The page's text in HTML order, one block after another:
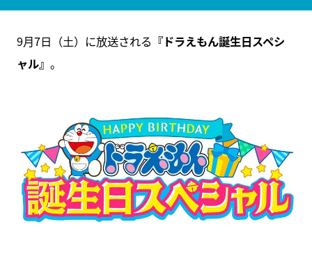
9月7日（土）に放送される 『ドラえもん誕生日スペシ
ャル』 。